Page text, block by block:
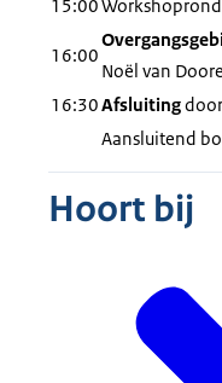
15:00
16:00
Noël van
16:30Afsluiting
Aansluitend
Hoort bij